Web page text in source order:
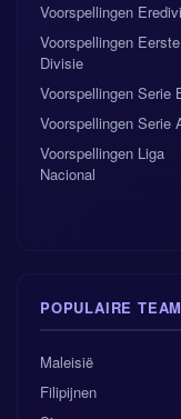
Voorspellingen
Voorspellingen Eerste
Divisie
Voorspellingen Serie
Voorspellingen Serie
Voorspellingen Liga
Nacional
POPULAIRE
Maleisië
Filipijnen